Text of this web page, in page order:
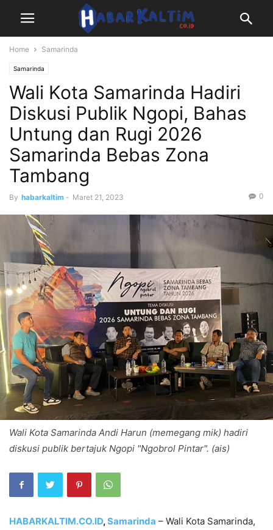
Home Samarinda
Samarinda
Wali Kota Samarinda Hadiri
Diskusi Publik Ngopi, Bahas
Untung dan Rugi 2026
Samarinda Bebas Zona
Tambang
By habarkaltim - Maret 21, 2023 0
Wali Kota Samarinda Andi Harun (memegang mik) hadiri
diskusi publik bertajuk Ngopi "Ngobrol Pintar". (ais)
HABARKALTIM.CO.ID,Samarinda – Wali Kota Samarinda,